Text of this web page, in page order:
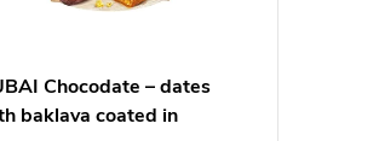
Chocodate – dates
baklava coated in